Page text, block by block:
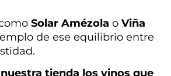
Solar Amézola o Viña
de ese equilibrio entre
tienda los vinos que